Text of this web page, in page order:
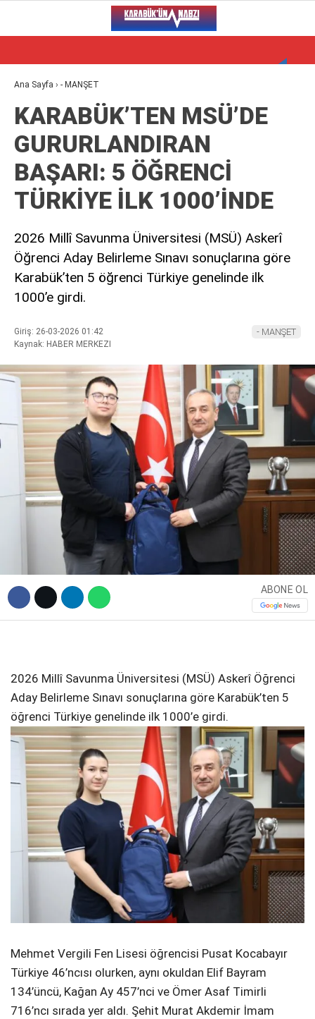
Facebook
Instagram
Youtube
30.7°
VİDEO
ALT MANŞET
GÜNCEL
BÖLGEDEN
GENEL
SERVISLER
Ana Sayfa › - MANŞET
KARABÜK’TEN MSÜ’DE
GURURLANDIRAN
BAŞARI: 5 ÖĞRENCİ
TÜRKİYE İLK 1000’İNDE
2026 Millî Savunma Üniversitesi (MSÜ) Askerî
Öğrenci Aday Belirleme Sınavı sonuçlarına göre
Karabük’ten 5 öğrenci Türkiye genelinde ilk
1000’e girdi.
Giriş: 26-03-2026 01:42
Kaynak: HABER MERKEZI
- MANŞET
ABONE OL
2026 Millî Savunma Üniversitesi (MSÜ) Askerî Öğrenci
Aday Belirleme Sınavı sonuçlarına göre Karabük’ten 5
öğrenci Türkiye genelinde ilk 1000’e girdi.
Mehmet Vergili Fen Lisesi öğrencisi Pusat Kocabayır
Türkiye 46’ncısı olurken, aynı okuldan Elif Bayram
134’üncü, Kağan Ay 457’nci ve Ömer Asaf Timirli
716’ncı sırada yer aldı. Şehit Murat Akdemir İmam